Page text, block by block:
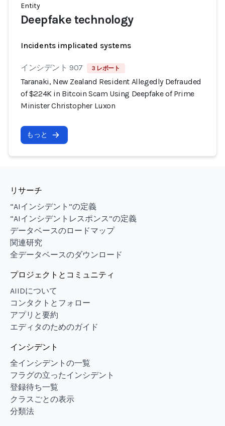
Entity
Deepfake technology
Incidents implicated systems
インシデント 907 3 レポート
Taranaki, New Zealand Resident Allegedly Defrauded
of $224K in Bitcoin Scam Using Deepfake of Prime
Minister Christopher Luxon
もっと
リサーチ
“AIインシデント”の定義
“AIインシデントレスポンス”の定義
データベースのロードマップ
関連研究
全データベースのダウンロード
プロジェクトとコミュニティ
AIIDについて
コンタクトとフォロー
アプリと要約
エディタのためのガイド
インシデント
全インシデントの一覧
フラグの立ったインシデント
登録待ち一覧
クラスごとの表示
分類法